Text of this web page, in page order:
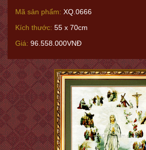
Mã sản phẩm: XQ.0666
Kích thước: 55 x 70cm
Giá: 96.558.000VNĐ